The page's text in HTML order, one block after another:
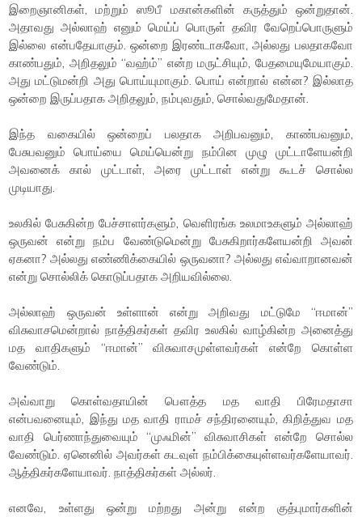
இறைஞானிகள், மற்றும் ஸூபீ மகான்களின் கருத்தும் ஒன்றுதான்.
அதாவது அல்லாஹ் எனும் மெய்ப் பொருள் தவிர வேறெப்பொருளும்
இல்லை என்பதேயாகும். ஒன்றை இரண்டாகவோ, அல்லது பலதாகவோ
காண்பதும், அறிதலும் “வஹ்ம்” என்ற மருட்சியும், பேதமையுமேயாகும்.
அது மட்டுமன்றி அது பொய்யுமாகும். பொய் என்றால் என்ன? இல்லாத
ஒன்றை இருப்பதாக அறிதலும், நம்புவதும், சொல்வதுமேதான்.
இந்த வகையில் ஒன்றைப் பலதாக அறிபவனும், காண்பவனும்,
பேசுபவனும் பொய்யை மெய்யென்று நம்பின முழு முட்டாளேயன்றி
அவனைக் கால் முட்டாள், அரை முட்டாள் என்று கூடச் சொல்ல
முடியாது.
உலகில் பேசுகின்ற பேச்சாளர்களும், வெளிரங்க உலமாஉகளும் அல்லாஹ்
ஒருவன் என்று நம்ப வேண்டுமென்று பேசுகிறார்களேயன்றி அவன்
ஏகனா? அல்லது எண்ணிக்கையில் ஒருவனா? அல்லது எவ்வாறானவன்
என்று சொல்லிக் கொடுப்பதாக அறியவில்லை.
அல்லாஹ் ஒருவன் உள்ளான் என்று அறிவது மட்டுமே “ஈமான்”
விசுவாசமென்றால் நாத்திகர்கள் தவிர உலகில் வாழ்கின்ற அனைத்து
மத வாதிகளும் “ஈமான்” விசுவாசமுள்ளவர்கள் என்றே கொள்ள
வேண்டும்.
அவ்வாறு கொள்வதாயின் பௌத்த மத வாதி பிரேமதாசா
என்பவனையும், இந்து மத வாதி ராமச் சந்திரனையும், கிறித்துவ மத
வாதி பெர்ணாந்துவையும் “முஃமின்” விசுவாசிகள் என்றே சொல்ல
வேண்டும். ஏனெனில் அவர்கள் கடவுள் நம்பிக்கையுள்ளவர்களேயாவர்.
ஆத்திகர்களேயாவர். நாத்திகர்கள் அல்லர்.
எனவே, உள்ளது ஒன்று மற்றது அன்று என்ற குத்புமார்களின்